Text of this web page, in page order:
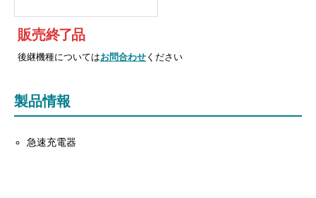
販売終了品
後継機種についてはお問合わせ ください
製品情報
急速充電器